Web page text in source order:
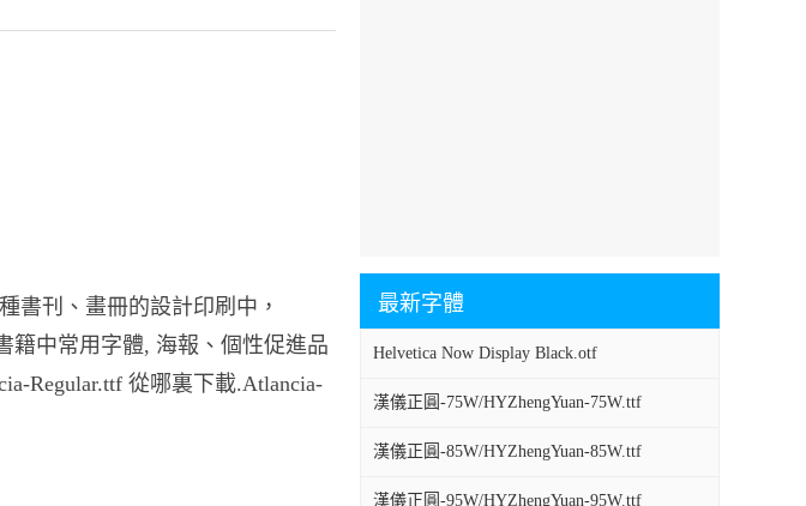
最新字體
Helvetica Now Display Black.otf
漢儀正圓-75W/HYZhengYuan-75W.ttf
漢儀正圓-85W/HYZhengYuan-85W.ttf
漢儀正圓-95W/HYZhengYuan-95W.ttf
書刊、畫冊的設計印刷中，
籍中常用字體, 海報、個性促進品
Regular.ttf 從哪裏下載.Atlancia-